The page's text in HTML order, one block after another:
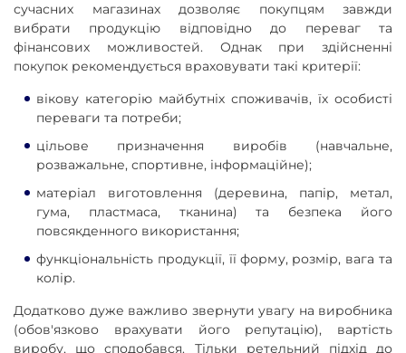
сучасних магазинах дозволяє покупцям завжди
вибрати продукцію відповідно до переваг та
фінансових можливостей. Однак при здійсненні
покупок рекомендується враховувати такі критерії:
вікову категорію майбутніх споживачів, їх особисті
переваги та потреби;
цільове призначення виробів (навчальне,
розважальне, спортивне, інформаційне);
матеріал виготовлення (деревина, папір, метал,
гума, пластмаса, тканина) та безпека його
повсякденного використання;
функціональність продукції, її форму, розмір, вага та
колір.
Додатково дуже важливо звернути увагу на виробника
(обов'язково врахувати його репутацію), вартість
виробу, що сподобався. Тільки ретельний підхід до